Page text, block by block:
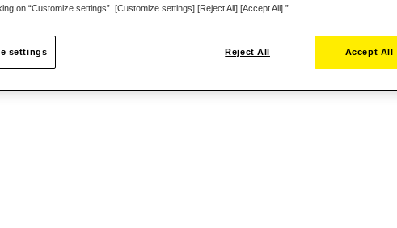
on “Customize settings”. [Customize settings] [Reject All] [Accept All] ”
Reject All Accept All
settings